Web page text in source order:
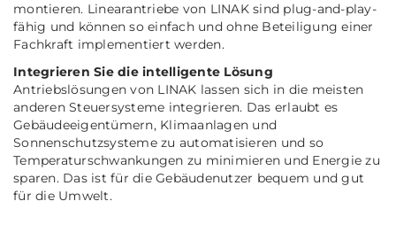
montieren. Linearantriebe von LINAK sind plug-and-play-
fähig und können so einfach und ohne Beteiligung einer
Fachkraft implementiert werden.
Integrieren Sie die intelligente Lösung
Antriebslösungen von LINAK lassen sich in die meisten
anderen Steuersysteme integrieren. Das erlaubt es
Gebäudeeigentümern, Klimaanlagen und
Sonnenschutzsysteme zu automatisieren und so
Temperaturschwankungen zu minimieren und Energie zu
sparen. Das ist für die Gebäudenutzer bequem und gut
für die Umwelt.